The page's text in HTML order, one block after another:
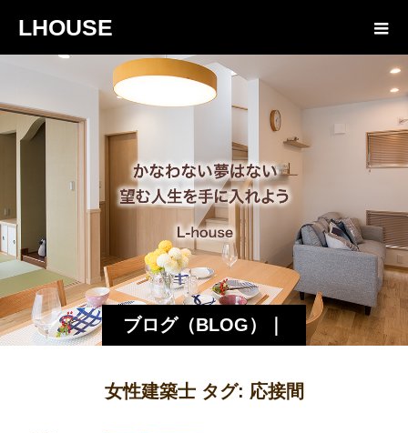
LHOUSE
ブログ（BLOG）｜
エルハウス
女性建築士 タグ: 応接間